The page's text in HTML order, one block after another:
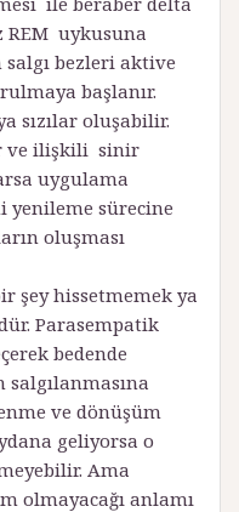
uykusuna
bezleri aktive
başlanır.
sızılar oluşabilir.
ve ilişkili sinir
uygulama
yenileme sürecine
oluşması
şey hissetmemek ya
Parasempatik
bedende
ve dönüşüm
geliyorsa o
Ama
olmayacağı anlamı